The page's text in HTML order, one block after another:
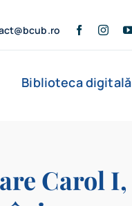
Biblioteca digitală
Carol I,